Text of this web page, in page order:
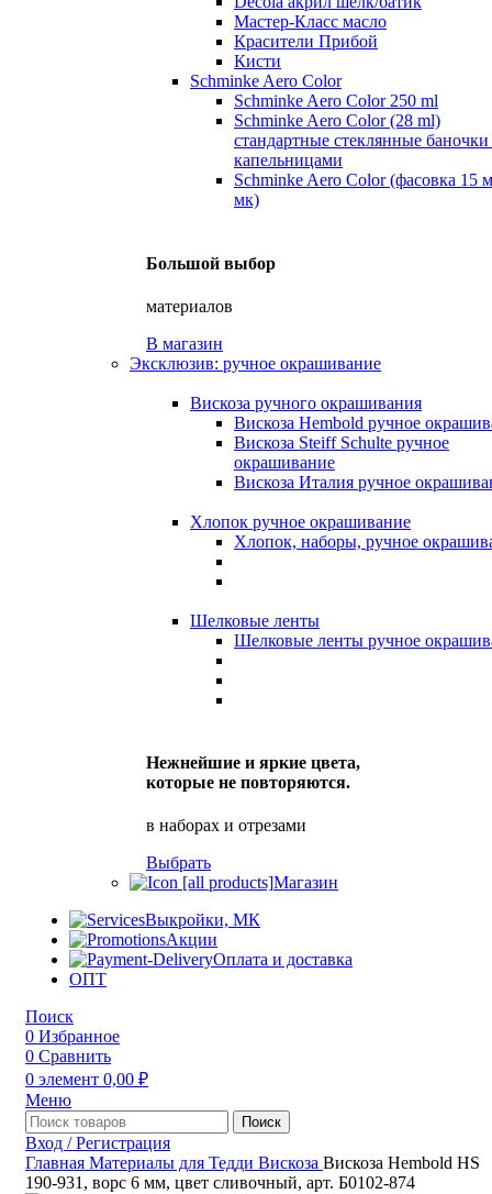
Мастер-Класс масло
Красители Прибой
Кисти
Schminke Aero Color
Schminke Aero Color 250 ml
Schminke Aero Color (28 ml)
стандартные стеклянные баночки
капельницами
Schminke Aero Color (фасовка 15
мк)
Большой выбор
материалов
В магазин
Эксклюзив: ручное окрашивание
Вискоза ручного окрашивания
Вискоза Hembold ручное
Вискоза Steiff Schulte ручное
окрашивание
Вискоза Италия ручное
Хлопок ручное окрашивание
Хлопок, наборы, ручное
Шелковые ленты
Шелковые ленты ручное
Нежнейшие и яркие цвета,
которые не повторяются.
в наборах и отрезами
Выбрать
Магазин
Выкройки, МК
Акции
Оплата и доставка
ОПТ
Поиск
0 Избранное
0 Сравнить
0 элемент 0,00 ₽
Меню
Поиск
Вход / Регистрация
Главная Материалы для Тедди Вискоза Вискоза Hembold HS
190-931, ворс 6 мм, цвет сливочный, арт. Б0102-874